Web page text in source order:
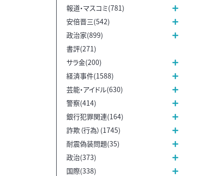
報道・マスコミ(781)
安倍晋三(542)
政治家(899)
書評(271)
サラ金(200)
経済事件(1588)
芸能・アイドル(630)
警察(414)
銀行犯罪関連(164)
詐欺（行為）(1745)
耐震偽装問題(35)
政治(373)
国際(338)